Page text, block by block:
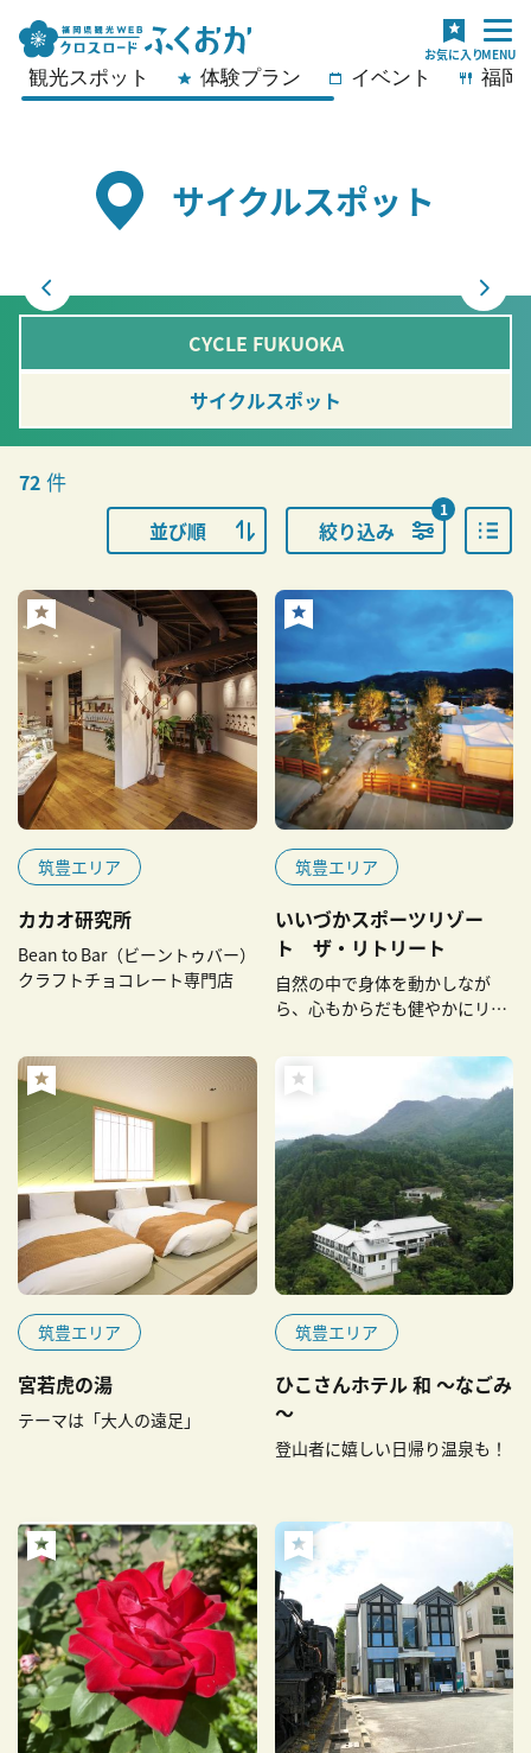
観光スポット 体験プラン イベント 福岡
サイクルスポット
CYCLE FUKUOKA
サイクルスポット
72 件
並び順 絞り込み
1
筑豊エリア
カカオ研究所
Bean to Bar（ビーントゥバー）
クラフトチョコレート専門店
筑豊エリア
いいづかスポーツリゾー
ト ザ・リトリート
自然の中で身体を動かしなが
ら、心もからだも健やかにリフ
筑豊エリア
宮若虎の湯
テーマは「大人の遠足」
筑豊エリア
ひこさんホテル 和 ～なごみ
～
登山者に嬉しい日帰り温泉も！